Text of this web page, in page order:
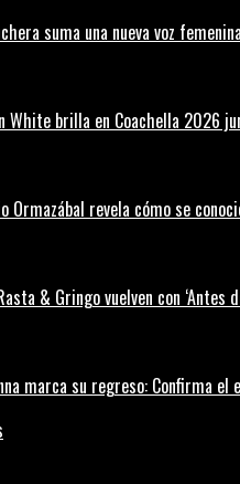
suma una nueva voz
White brilla en Coachella 2026
Ormazábal revela cómo se
& Gringo vuelven con ‘Antes
marca su regreso: Confirma el